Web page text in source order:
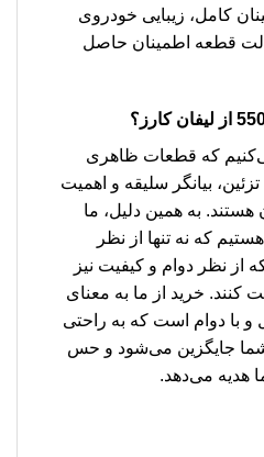
کامل، زیبایی خودروی
قطعه اطمینان حاصل
از لیفان کارز؟
که قطعات ظاهری
بیانگر سلیقه و اهمیت
هستند. به همین دلیل، ما
که نه تنها از نظر
از نظر دوام و کیفیت نیز
کنند. خرید از ما به معنای
و با دوام است که به راحتی
شما جایگزین می‌شود و حس
هدیه می‌دهد.